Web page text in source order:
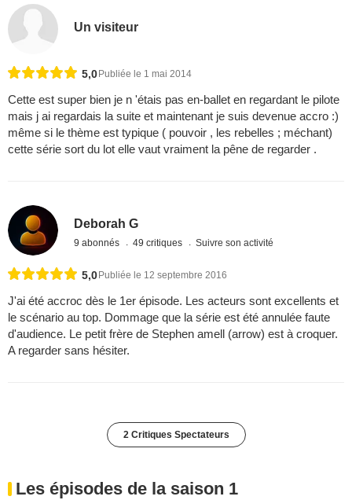
Un visiteur
5,0Publiée le 1 mai 2014
Cette est super bien je n 'étais pas en-ballet en regardant le pilote
mais j ai regardais la suite et maintenant je suis devenue accro :)
même si le thème est typique ( pouvoir , les rebelles ; méchant)
cette série sort du lot elle vaut vraiment la pêne de regarder .
Deborah G
9 abonnés 49 critiques Suivre son activité
5,0 Publiée le 12 septembre 2016
J'ai été accroc dès le 1er épisode. Les acteurs sont excellents et
le scénario au top. Dommage que la série est été annulée faute
d'audience. Le petit frère de Stephen amell (arrow) est à croquer.
A regarder sans hésiter.
2 Critiques Spectateurs
Les épisodes de la saison 1